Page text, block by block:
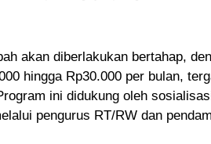
akan diberlakukan bertahap,
hingga Rp30.000 per bulan,
ini didukung oleh
pengurus RT/RW dan